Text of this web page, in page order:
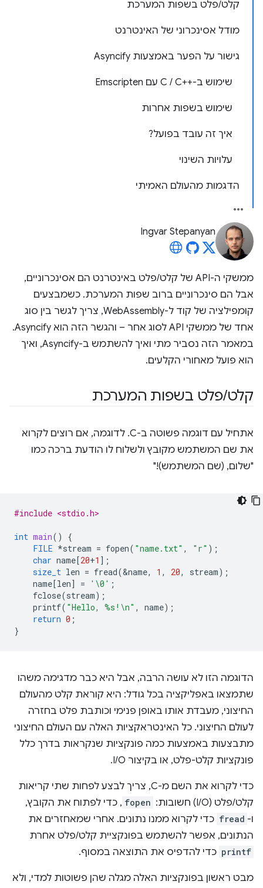
קלט/פלט בשפות המערכת
מודל אסינכרוני של האינטרנט
גישור על הפער באמצעות Asyncify
שימוש ב-C / C++‎ עם Emscripten
שימוש בשפות אחרות
איך זה עובד בפועל?
עלויות השינוי
הדגמות מהעולם האמיתי
Ingvar Stepanyan
ממשקי ה-API של קלט/פלט באינטרנט הם אסינכרוניים,
אבל הם סינכרוניים ברוב שפות המערכת. כשמבצעים
קומפילציה של קוד ל-WebAssembly, צריך לגשר בין סוג
אחד של ממשקי API לסוג אחר – והגשר הזה הוא Asyncify.
במאמר הזה נסביר מתי ואיך להשתמש ב-Asyncify, ואיך
הוא פועל מאחורי הקלעים.
קלט/פלט בשפות המערכת
אתחיל עם דוגמה פשוטה ב-C. לדוגמה, אם רוצים לקרוא
את שם המשתמש מקובץ ולשלוח לו הודעת ברכה כמו
"שלום, (שם המשתמש)!"
#include <stdio.h>
int main()
{
FILE *stream = fopen( "name.txt" , "r" );
char name[20+1 ];
size_t len = fread(&name, 1 , 20, stream);
name[len] = '\0' ;
fclose(stream);
printf( "Hello, %s! \n" , name);
return 0 ;
}
הדוגמה הזו לא עושה הרבה, אבל היא כבר מדגימה משהו
שתמצאו באפליקציה בכל גודל: היא קוראת קלט מהעולם
החיצוני, מעבדת אותו באופן פנימי וכותבת פלט בחזרה
לעולם החיצוני. כל האינטראקציות האלה עם העולם החיצוני
מתבצעות באמצעות כמה פונקציות שנקראות בדרך כלל
פונקציות קלט-פלט, או בקיצור I/O.
כדי לקרוא את השם מ-C, צריך לבצע לפחות שתי קריאות
קלט/פלט (I/O) חשובות:
fopen , כדי לפתוח את הקובץ,
ו- fread כדי לקרוא ממנו נתונים. אחרי שמאחזרים את
הנתונים, אפשר להשתמש בפונקציית קלט/פלט אחרת
printf כדי להדפיס את התוצאה במסוף.
מבט ראשון בפונקציות האלה מגלה שהן פשוטות למדי, ולא